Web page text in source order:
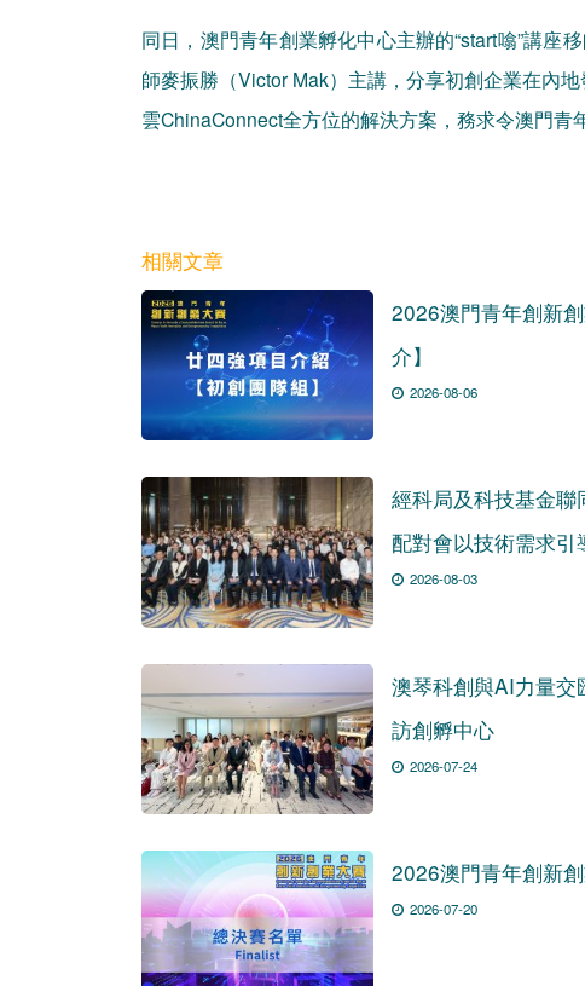
同日，澳門青年創業孵化中心主辦的“start噏”講座
師麥振勝（Victor Mak）主講，分享初創企業在內
雲ChinaConnect全方位的解決方案，務求令澳門青
相關文章
2026澳門青年創新
介】
2026-08-06
經科局及科技基金
配對會以技術需求引
2026-08-03
澳琴科創與AI力量交
訪創孵中心
2026-07-24
2026澳門青年創新
2026-07-20